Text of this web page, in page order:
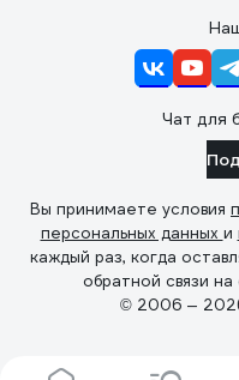
Чат для
Вы принимаете условия
персональных данных и
каждый раз, когда
обратной связи
© 2006 —